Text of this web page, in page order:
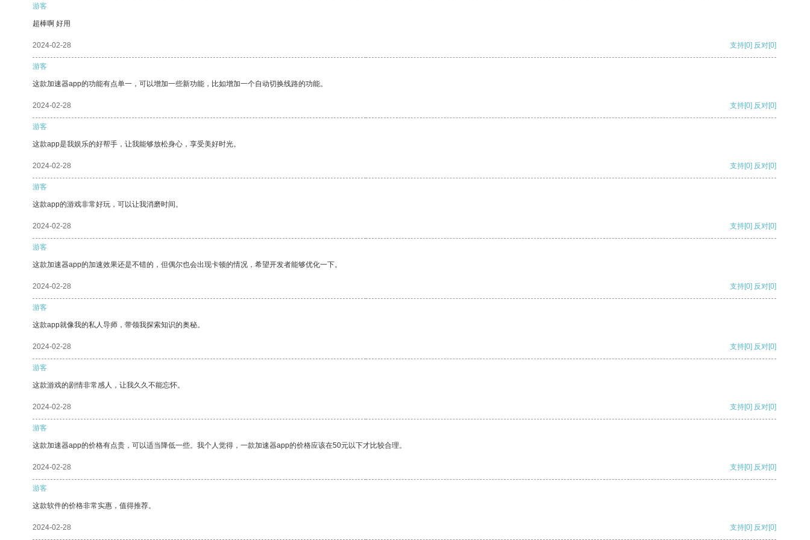
游客
超棒啊 好用
2024-02-28 支持[0] 反对[0]
游客
这款加速器app的功能有点单一，可以增加一些新功能，比如增加一个自动切换线路的功能。
2024-02-28 支持[0] 反对[0]
游客
这款app是我娱乐的好帮手，让我能够放松身心，享受美好时光。
2024-02-28 支持[0] 反对[0]
游客
这款app的游戏非常好玩，可以让我消磨时间。
2024-02-28 支持[0] 反对[0]
游客
这款加速器app的加速效果还是不错的，但偶尔也会出现卡顿的情况，希望开发者能够优化一下。
2024-02-28 支持[0] 反对[0]
游客
这款app就像我的私人导师，带领我探索知识的奥秘。
2024-02-28 支持[0] 反对[0]
游客
这款游戏的剧情非常感人，让我久久不能忘怀。
2024-02-28 支持[0] 反对[0]
游客
这款加速器app的价格有点贵，可以适当降低一些。我个人觉得，一款加速器app的价格应该在50元以下才比较合理。
2024-02-28 支持[0] 反对[0]
游客
这款软件的价格非常实惠，值得推荐。
2024-02-28 支持[0] 反对[0]